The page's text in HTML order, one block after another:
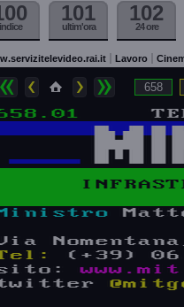
indice
101
ultim'ora
102
24 ore
Lavoro